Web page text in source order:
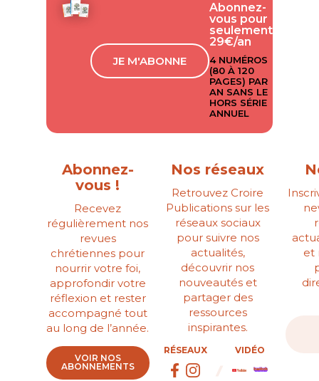
JE M'ABONNE
Abonnez-
vous pour
seulement
29€/an
4 NUMÉROS
(80 À 120
PAGES) PAR
AN SANS LE
HORS SÉRIE
ANNUEL
Abonnez-
vous !
Recevez
régulièrement nos
revues
chrétiennes pour
nourrir votre foi,
approfondir votre
réflexion et rester
accompagné tout
au long de l’année.
VOIR NOS
ABONNEMENTS
Nos réseaux
Retrouvez Croire
Publications sur les
réseaux sociaux
pour suivre nos
actualités,
découvrir nos
nouveautés et
partager des
ressources
inspirantes.
RÉSEAUX VIDÉO
et